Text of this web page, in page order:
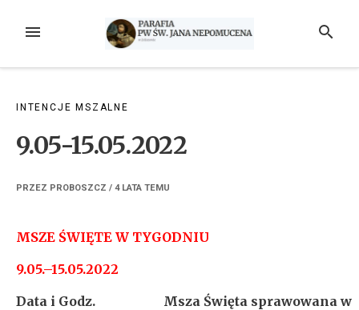
MENU SZUKAJ
INTENCJE MSZALNE
9.05-15.05.2022
PRZEZ PROBOSZCZ / 4 LATA TEMU
MSZE ŚWIĘTE W TYGODNIU
9.05.–15.05.2022
Data i Godz.
Msza Święta sprawowana w